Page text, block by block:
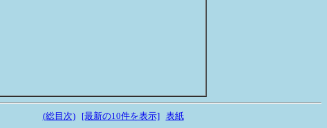
(総目次) [最新の10件を表示] 表紙